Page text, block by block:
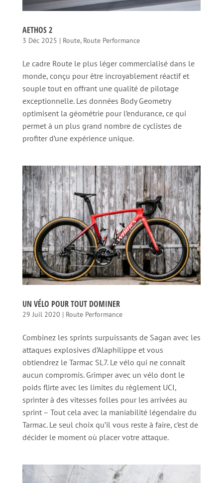
AETHOS 2
3 Déc 2025 | Route, Route Performance
Le cadre Route le plus léger commercialisé dans le
monde, conçu pour être incroyablement réactif et
souple tout en offrant une qualité de pilotage
exceptionnelle. Les données Body Geometry
optimisent la géométrie pour l’endurance, ce qui
permet à un plus grand nombre de cyclistes de
profiter d’une expérience unique.
UN VÉLO POUR TOUT DOMINER
29 Juil 2020 | Route Performance
Combinez les sprints surpuissants de Sagan avec les
attaques explosives d’Alaphilippe et vous
obtiendrez le Tarmac SL7. Le vélo qui ne connaît
aucun compromis. Grimper avec un vélo dont le
poids flirte avec les limites du règlement UCI,
sprinter à des vitesses folles pour les arrivées au
sprint – Tout cela avec la maniabilité légendaire du
Tarmac. Le seul choix qu’il vous reste à faire, c’est de
décider le moment où placer votre attaque.